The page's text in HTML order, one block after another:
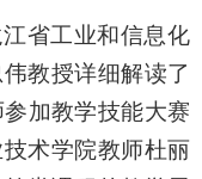
省工业和信息化
教授详细解读了
加教学技能大赛
术学院教师杜丽